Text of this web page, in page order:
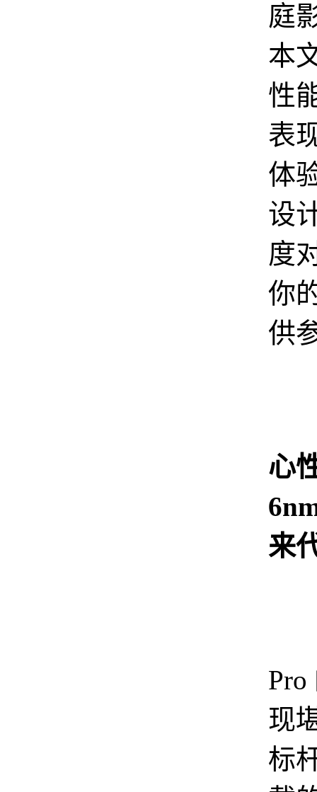
庭
本
性
表
体
设
度
你
供
心
来
Pro
现
标